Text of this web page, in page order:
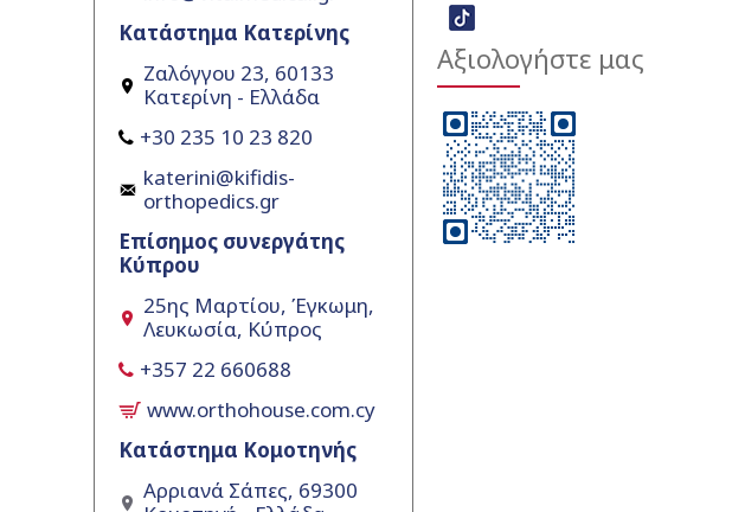
Κατάστημα Κατερίνης
Ζαλόγγου 23, 60133
Κατερίνη - Ελλάδα
+30 235 10 23 820
katerini@kifidis-
orthopedics.gr
Επίσημος συνεργάτης
Κύπρου
25ης Μαρτίου, Έγκωμη,
Λευκωσία, Κύπρος
+357 22 660688
www.orthohouse.com.cy
Κατάστημα Κομοτηνής
Αρριανά Σάπες, 69300
Αξιολογήστε μας